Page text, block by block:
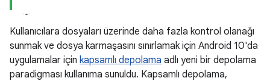
Kullanıcılara dosyaları üzerinde daha fazla kontrol olanağı
sunmak ve dosya karmaşasını sınırlamak için Android 10'da
uygulamalar için kapsamlı depolama adlı yeni bir depolama
paradigması kullanıma sunuldu. Kapsamlı depolama,